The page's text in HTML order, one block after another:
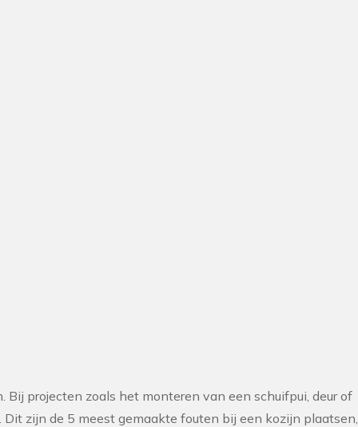
projecten zoals het monteren van een schuifpui, deur of
zijn de 5 meest gemaakte fouten bij een kozijn plaatsen,